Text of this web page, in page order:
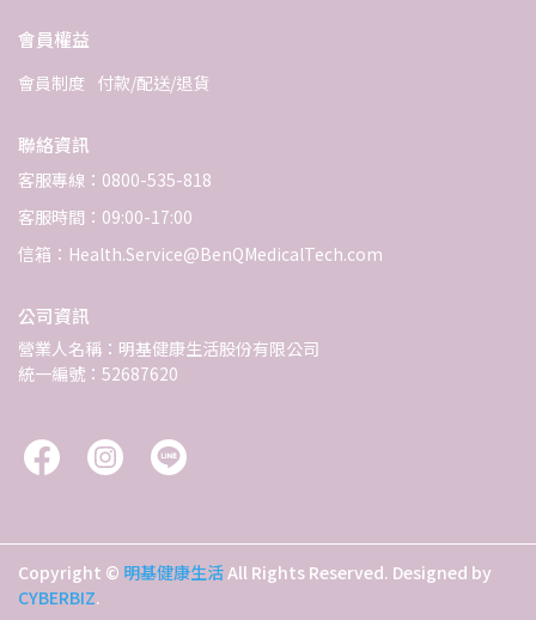
會員權益
會員制度 付款/配送/退貨
聯絡資訊
客服專線：0800-535-818
客服時間：09:00-17:00
信箱：Health.Service@BenQMedicalTech.com
公司資訊
營業人名稱：明基健康生活股份有限公司
統一編號：52687620
Copyright © 明基健康生活All Rights Reserved. Designed by
CYBERBIZ.